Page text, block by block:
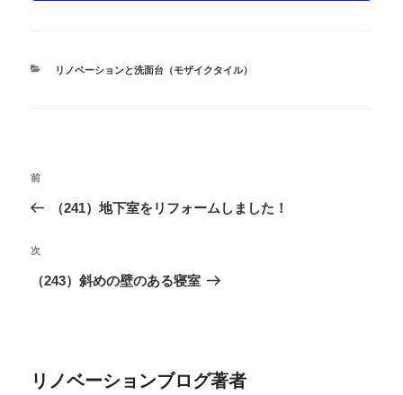
カ
リノベーションと洗面台（モザイクタイル）
ナ
ビ
ー
過
去
投
稿
前
（241）地下室をリフォームしました！
次
の
次
（243）斜めの壁のある寝室
リノベーションブログ著者